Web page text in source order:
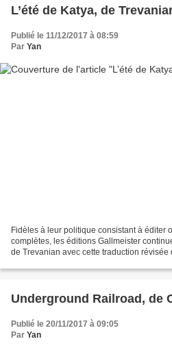
L’été de Katya, de
Publié le 11/12/2017 à 08:59
Par Yan
Fidèles à leur politique consistant à éditer
complètes, les éditions Gallmeister
de Trevanian avec cette traduction révisée
Underground Railroad, de
Publié le 20/11/2017 à 09:05
Par Yan